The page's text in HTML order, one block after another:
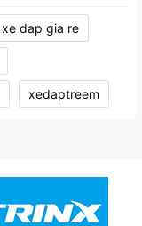
xe dap gia re
xedaptreem